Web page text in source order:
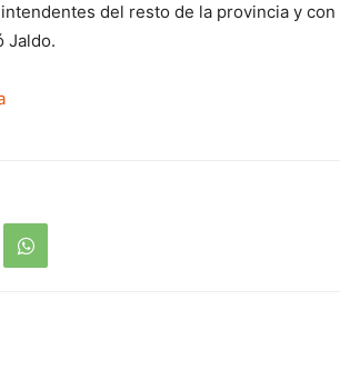
del resto de la provincia y
Jaldo.